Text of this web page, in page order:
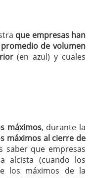
que empresas han
de volumen
(en azul) y cuales
máximos, durante la
máximos al cierre de
saber que empresas
alcista (cuando los
los máximos de la